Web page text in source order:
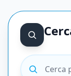
Cerca prodotti